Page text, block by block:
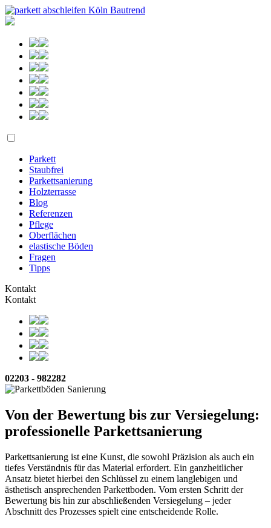
Parkett
Staubfrei
Parkettsanierung
Holzterrasse
Blog
Referenzen
Pflege
Oberflächen
elastische Böden
Fragen
Tipps
Kontakt
Kontakt
02203 - 982282
Von der Bewertung bis zur Versiegelung:
professionelle Parkettsanierung
Parkettsanierung ist eine Kunst, die sowohl Präzision als auch ein
tiefes Verständnis für das Material erfordert. Ein ganzheitlicher
Ansatz bietet hierbei den Schlüssel zu einem langlebigen und
ästhetisch ansprechenden Parkettboden. Vom ersten Schritt der
Bewertung bis hin zur abschließenden Versiegelung – jeder
Abschnitt des Prozesses spielt eine entscheidende Rolle.